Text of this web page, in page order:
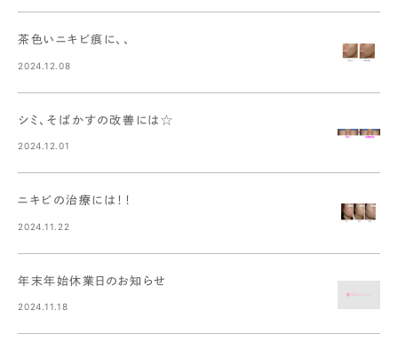
茶色いニキビ痕に、、
2024.12.08
シミ、そばかすの改善には☆
2024.12.01
ニキビの治療には！！
2024.11.22
年末年始休業日のお知らせ
2024.11.18